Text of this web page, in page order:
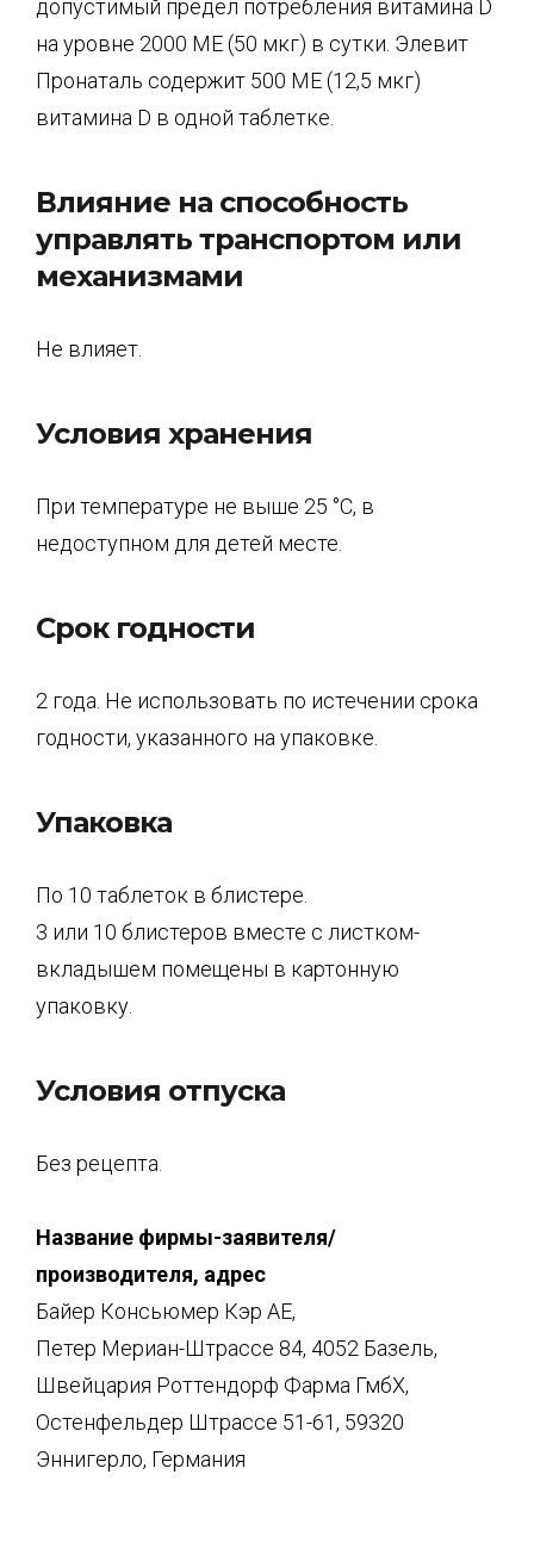
допустимый предел потребления витамина D
на уровне 2000 МЕ (50 мкг) в сутки. Элевит
Пронаталь содержит 500 МЕ (12,5 мкг)
витамина D в одной таблетке.
Влияние на способность
управлять транспортом или
механизмами
Не влияет.
Условия хранения
При температуре не выше 25 °С, в
недоступном для детей месте.
Срок годности
2 года. Не использовать по истечении срока
годности, указанного на упаковке.
Упаковка
По 10 таблеток в блистере.
3 или 10 блистеров вместе с листком-
вкладышем помещены в картонную
упаковку.
Условия отпуска
Без рецепта.
Название фирмы-заявителя/
производителя, адрес
Байер Консьюмер Кэр АЕ,
Петер Мериан-Штрассе 84, 4052 Базель,
Швейцария Роттендорф Фарма ГмбХ,
Остенфельдер Штрассе 51-61, 59320
Эннигерло, Германия